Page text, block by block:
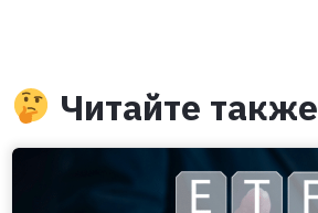
Читайте также